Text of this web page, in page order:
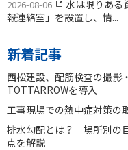
2026-08-06
水は限りある
報連絡室」を設置し、情...
新着記事
西松建設、配筋検査の撮影
TOTTARROWを導入
工事現場での熱中症対策の
排水勾配とは？｜場所別の
点を解説